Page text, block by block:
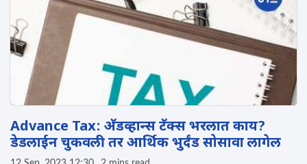
Advance Tax: अ‍ॅडव्हान्स टॅक्स भरलात काय?
डेडलाईन चुकवली तर आर्थिक भुर्दंड सोसावा लागेल